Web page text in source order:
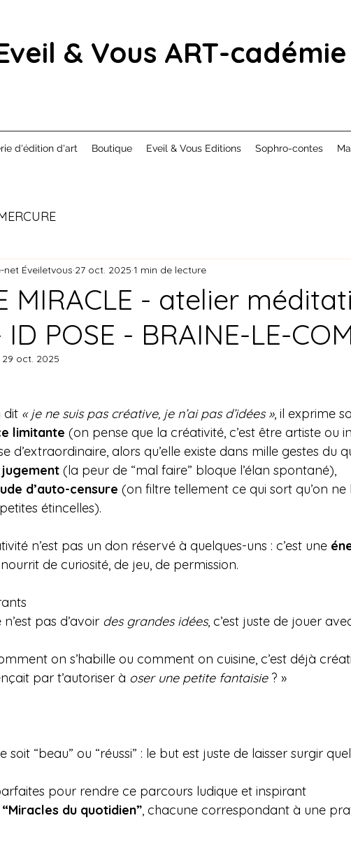
& Vous ART-cadémie
d'édition d'art Boutique Eveil & Vous Editions Sophro-contes
MIRACLE - atelier
POSE - BRAINE-LE-
net Éveiletvous 27 oct. 2025 1 min de lecture
29 oct. 2025
dit « je ne suis pas créative, je n’ai pas d’idées », il exprime
limitante (on pense que la créativité, c’est être artiste ou
d’extraordinaire, alors qu’elle existe dans mille gestes du
(la peur de “mal faire” bloque l’élan spontané),
d’auto-censure (on filtre tellement ce qui sort qu’on ne
étincelles).
n’est pas un don réservé à quelques-uns : c’est une
nourrit de curiosité, de jeu, de permission.
pas d’avoir des grandes idées, c’est juste de jouer
on s’habille ou comment on cuisine, c’est déjà
par t’autoriser à oser une petite fantaisie ? »
soit “beau” ou “réussi” : le but est juste de laisser surgir
pour rendre ce parcours ludique et inspirant
du quotidien”, chacune correspondant à une